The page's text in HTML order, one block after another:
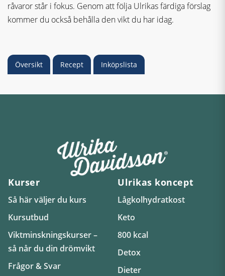
råvaror står i fokus. Genom att följa Ulrikas färdiga förslag
kommer du också behålla den vikt du har idag.
Översikt Recept Inköpslista
Kurser
Så här väljer du kurs
Kursutbud
Viktminskningskurser –
så når du din drömvikt
Frågor & Svar
Ulrikas koncept
Lågkolhydratkost
Keto
800 kcal
Detox
Dieter